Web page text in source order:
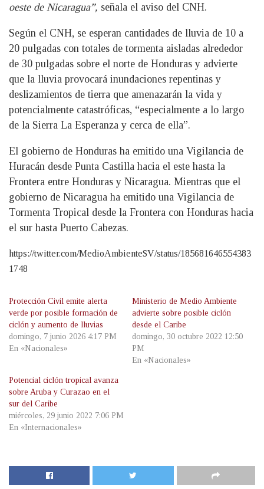
oeste de Nicaragua”, señala el aviso del CNH.
Según el CNH, se esperan cantidades de lluvia de 10 a
20 pulgadas con totales de tormenta aisladas alrededor
de 30 pulgadas sobre el norte de Honduras y advierte
que la lluvia provocará inundaciones repentinas y
deslizamientos de tierra que amenazarán la vida y
potencialmente catastróficas, “especialmente a lo largo
de la Sierra La Esperanza y cerca de ella”.
El gobierno de Honduras ha emitido una Vigilancia de
Huracán desde Punta Castilla hacia el este hasta la
Frontera entre Honduras y Nicaragua. Mientras que el
gobierno de Nicaragua ha emitido una Vigilancia de
Tormenta Tropical desde la Frontera con Honduras hacia
el sur hasta Puerto Cabezas.
https://twitter.com/MedioAmbienteSV/status/185681646554383
1748
Protección Civil emite alerta
verde por posible formación de
ciclón y aumento de lluvias
domingo, 7 junio 2026 4:17 PM
En «Nacionales»
Ministerio de Medio Ambiente
advierte sobre posible ciclón
desde el Caribe
domingo, 30 octubre 2022 12:50
PM
En «Nacionales»
Potencial ciclón tropical avanza
sobre Aruba y Curazao en el
sur del Caribe
miércoles, 29 junio 2022 7:06 PM
En «Internacionales»